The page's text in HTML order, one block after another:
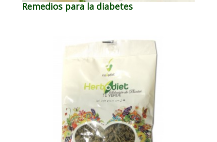
Remedios para la diabetes